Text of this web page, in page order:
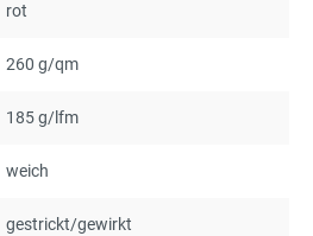
rot
260 g/qm
185 g/lfm
weich
gestrickt/gewirkt